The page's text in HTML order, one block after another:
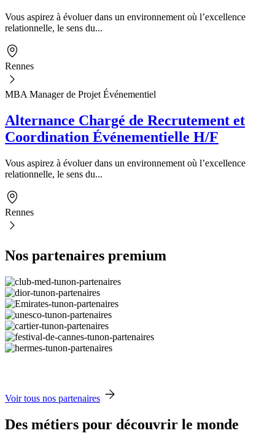
Vous aspirez à évoluer dans un environnement où l’excellence
relationnelle, le sens du...
Rennes
MBA Manager de Projet Événementiel
Alternance Chargé de Recrutement et
Coordination Événementielle H/F
Vous aspirez à évoluer dans un environnement où l’excellence
relationnelle, le sens du...
Rennes
Nos partenaires premium
Voir tous nos partenaires
Des métiers pour découvrir le monde